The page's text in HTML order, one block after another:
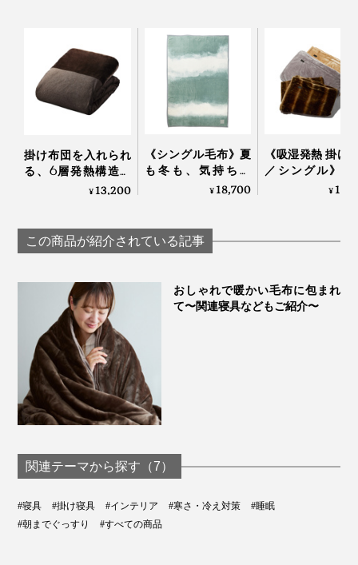
グレーの光の反射率は18％で、人間の肌や青空や雲、緑
の木々、あらゆる自然物の光の反射率も同じく平均
私たちが自然を眺める時、目は、力みのないリラックス
状態にありますが、『SERENE』のグレーを見る時
も、同じように目が安らいでいると言えるでしょう。ま
さに、癒しのグレーです。
掛け布団を入れられ
る、6層発熱構造の
「オールインワン毛
¥13,200
《シングル毛布》夏
も冬も、気持ちい
い！綿毛布の自然な
SPOOL）
¥18,700
《吸湿発熱 掛け
／シングル》1
5℃アップ！ 軽
¥
この商品が紹介されている記事
おしゃれで暖かい毛布に包まれ
て〜関連寝具などもご紹介〜
関連テーマから探す（7）
#寝具 #掛け寝具 #インテリア #寒さ・冷え対策
#睡眠
#朝までぐっすり
#すべての商品